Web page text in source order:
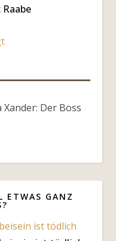
Xander: Der Boss
ETWAS GANZ